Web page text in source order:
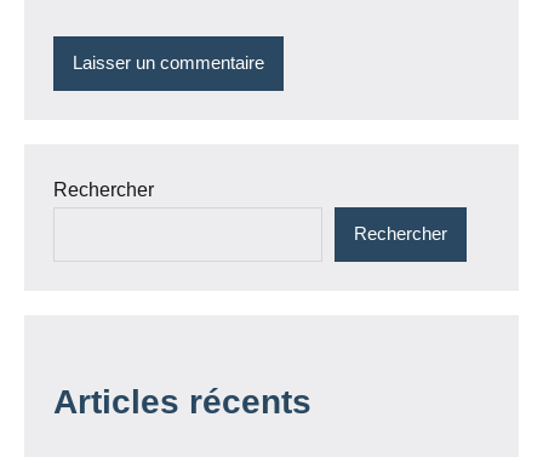
Rechercher
Rechercher
Articles récents